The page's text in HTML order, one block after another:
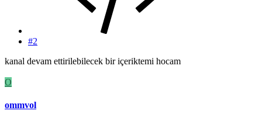
#2
kanal devam ettirilebilecek bir içeriktemi hocam
O
ommvol